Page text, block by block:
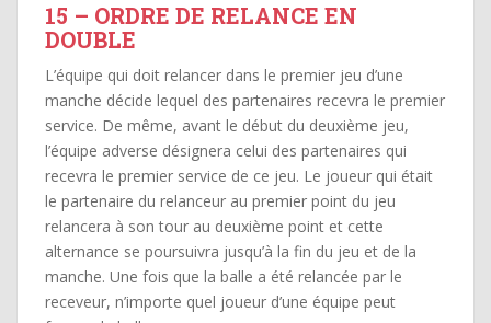
15 – ORDRE DE RELANCE EN
DOUBLE
L’équipe qui doit relancer dans le premier jeu d’une
manche décide lequel des partenaires recevra le premier
service. De même, avant le début du deuxième jeu,
l’équipe adverse désignera celui des partenaires qui
recevra le premier service de ce jeu. Le joueur qui était
le partenaire du relanceur au premier point du jeu
relancera à son tour au deuxième point et cette
alternance se poursuivra jusqu’à la fin du jeu et de la
manche. Une fois que la balle a été relancée par le
receveur, n’importe quel joueur d’une équipe peut